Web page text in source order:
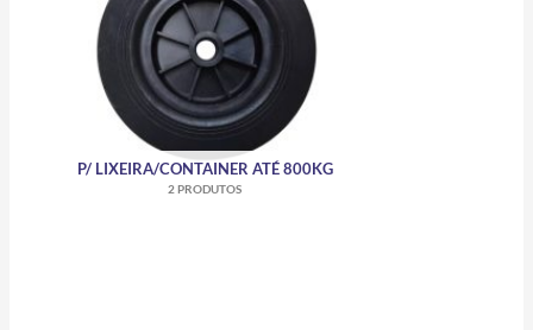
P/ LIXEIRA/CONTAINER ATÉ 800KG
2 PRODUTOS